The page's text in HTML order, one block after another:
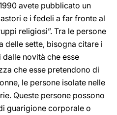
avete pubblicato un
e i fedeli a far fronte al
religiosi”. Tra le persone
delle sette, bisogna citare i
novità che esse
che esse pretendono di
le persone isolate nelle
Queste persone possono
guarigione corporale o